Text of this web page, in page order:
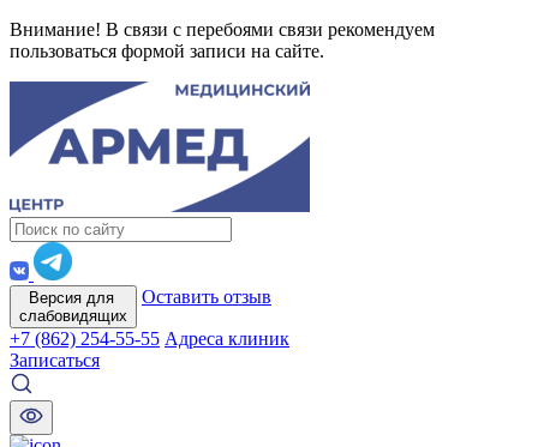
Внимание! В связи с перебоями связи рекомендуем
пользоваться формой записи на сайте.
Версия для
слабовидящих
Оставить отзыв
+7 (862) 254-55-55 Адреса клиник
Записаться